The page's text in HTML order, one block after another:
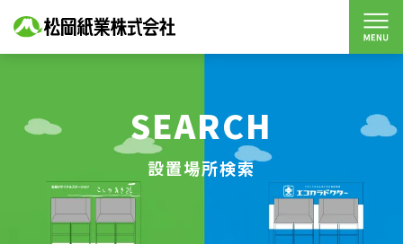
SEARCH
設置場所検索